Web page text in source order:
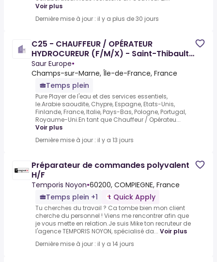
Voir plus
Dernière mise à jour : il y a plus de 30 jours
C25 - CHAUFFEUR / OPÉRATEUR
HYDROCUREUR (F/M/X) - Saint-Thibault-
des-Vignes (77)
Saur Europe•
Champs-sur-Marne, Île-de-France, France
Temps plein
Pure Player de l'eau et des services essentiels,
le.Arabie saoudite, Chypre, Espagne, Etats-Unis,
Finlande, France, Italie, Pays-Bas, Pologne, Portugal,
Royaume-Uni.En tant que Chauffeur / Opérateu...
Voir plus
Dernière mise à jour : il y a 13 jours
Préparateur de commandes polyvalent
H/F
Temporis Noyon•60200, COMPIEGNE, France
Temps plein +1
Quick Apply
Tu cherches du travail ? Ca tombe bien mon client
cherche du personnel ! Viens me rencontrer afin que
je vous mette en relation.Je suis Mike ton recruteur de
l'agence TEMPORIS NOYON, spécialisé da... Voir plus
Dernière mise à jour : il y a 14 jours